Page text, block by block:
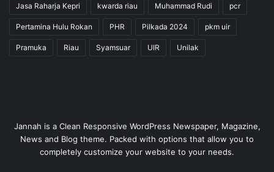
Jasa Raharja Kepri kwarda riau Muhammad Rudi pcr
Pertamina Hulu Rokan PHR Pilkada 2024 pkm uir
Pramuka Riau Syamsuar UIR Unilak
Jannah is a Clean Responsive WordPress Newspaper, Magazine,
News and Blog theme. Packed with options that allow you to
completely customize your website to your needs.